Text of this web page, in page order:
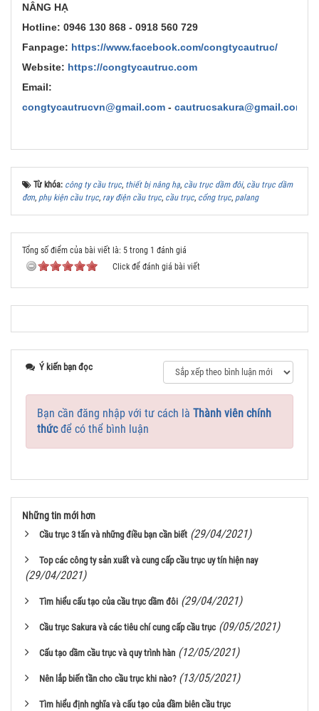
NÂNG HẠ
Hotline: 0946 130 868 - 0918 560 729
Fanpage: https://www.facebook.com/congtycautruc/
Website: https://congtycautruc.com
Email:
congtycautrucvn@gmail.com - cautrucsakura@gmail.com
Từ khóa: công ty cầu trục, thiết bị nâng hạ, cầu trục dầm đôi, cầu trục dầm
đơn, phụ kiện cầu trục, ray điện cầu trục, cầu trục, cổng trục, palang
Tổng số điểm của bài viết là: 5 trong 1 đánh giá
Click để đánh giá bài viết
Ý kiến bạn đọc
Bạn cần đăng nhập với tư cách là Thành viên chính
thứcđể có thể bình luận
Những tin mới hơn
Cầu trục 3 tấn và những điều bạn cần biết (29/04/2021)
Top các công ty sản xuất và cung cấp cầu trục uy tín hiện nay
(29/04/2021)
Tìm hiểu cấu tạo của cầu trục dầm đôi (29/04/2021)
Cầu trục Sakura và các tiêu chí cung cấp cầu trục (09/05/2021)
Cấu tạo dầm cầu trục và quy trình hàn (12/05/2021)
Nên lắp biến tần cho cầu trục khi nào? (13/05/2021)
Tìm hiểu định nghĩa và cấu tạo của dầm biên cầu trục